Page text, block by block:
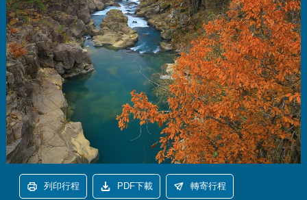
列印行程 PDF下載 轉寄行程